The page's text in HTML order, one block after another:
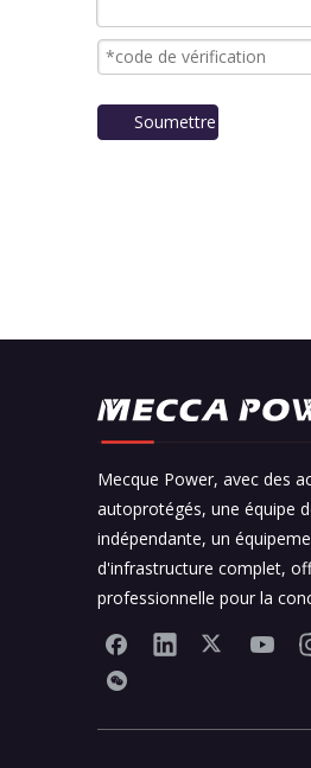
Soumettre
Mecque Power, avec des
autoprotégés, une équipe
indépendante, un
d'infrastructure complet,
professionnelle pour la